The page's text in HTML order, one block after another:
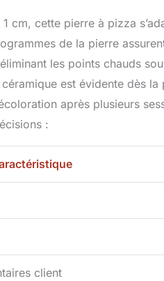
ringard. Il suffit de
le préchauffer.
chaud peut
mais pour ces
cm, cette pierre à pizza
de la pierre
les points chauds
est évidente dès
après plusieurs
:
client